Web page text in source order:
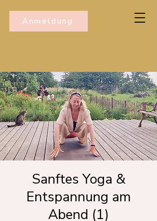
Anmeldung
Sanftes Yoga &
Entspannung am
Abend (1)